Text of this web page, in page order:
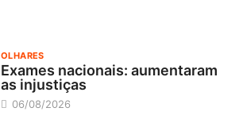
OLHARES
Exames nacionais: aumentaram
as injustiças
06/08/2026